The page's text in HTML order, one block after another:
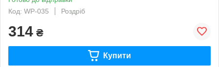
Код: WP-035
Роздріб
314 ₴
Купити